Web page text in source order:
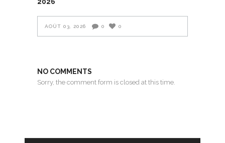
2026
AOÛT 03, 2026 0 0
NO COMMENTS
Sorry, the comment form is closed at this time.